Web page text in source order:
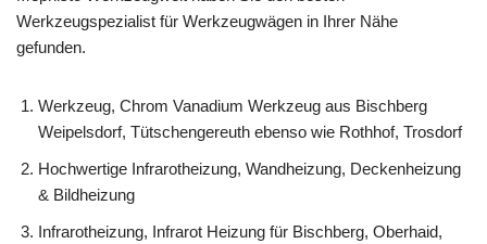
Werkzeugspezialist für Werkzeugwägen in Ihrer Nähe
gefunden.
Werkzeug, Chrom Vanadium Werkzeug aus Bischberg
Weipelsdorf, Tütschengereuth ebenso wie Rothhof, Trosdorf
Hochwertige Infrarotheizung, Wandheizung, Deckenheizung
& Bildheizung
Infrarotheizung, Infrarot Heizung für Bischberg, Oberhaid,